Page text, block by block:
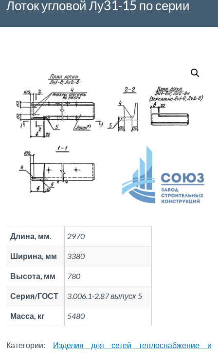
Лоток угловой Лу31-15 по серии
Длина, мм. 2970
Ширина, мм 3380
Высота, мм 780
Серия/ГОСТ 3.006.1-2.87 выпуск 5
Масса, кг 5480
Категории: Изделия для сетей теплоснабжение и